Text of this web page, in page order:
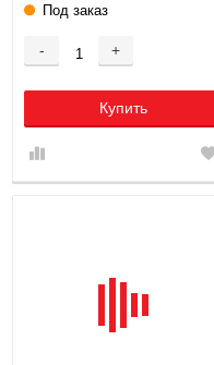
Под заказ
- +
Купить